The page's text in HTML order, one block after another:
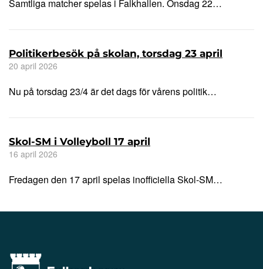
Samtliga matcher spelas i Falkhallen. Onsdag 22…
Politikerbesök på skolan, torsdag 23 april
20 april 2026
Nu på torsdag 23/4 är det dags för vårens politik…
Skol-SM i Volleyboll 17 april
16 april 2026
Fredagen den 17 april spelas inofficiella Skol-SM…